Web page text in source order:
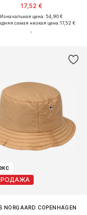
17,52 €
Изначальная цена: 54,90 €
самая низкая цена:17,52 €
NORGAARD COPENHAGEN